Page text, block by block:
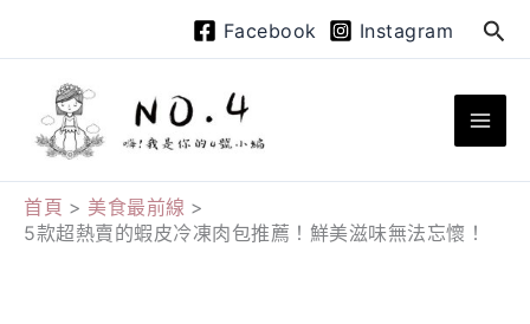
至
Facebook Instagram
搜
尋
首頁
美食最前線
5款超熱賣的蝦皮冷凍肉包推薦！鮮美滋味無法忘懷！